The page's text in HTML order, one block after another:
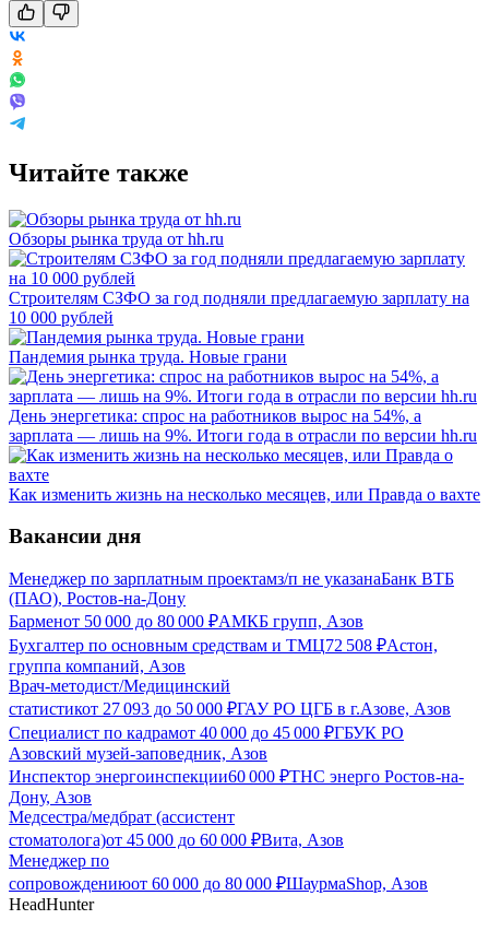
Читайте также
Обзоры рынка труда от hh.ru
Строителям СЗФО за год подняли предлагаемую зарплату на
10 000 рублей
Пандемия рынка труда. Новые грани
День энергетика: спрос на работников вырос на 54%, а
зарплата — лишь на 9%. Итоги года в отрасли по версии hh.ru
Как изменить жизнь на несколько месяцев, или Правда о вахте
Вакансии дня
Менеджер по зарплатным проектамз/п не указанаБанк ВТБ
(ПАО), Ростов-на-Дону
Барменот 50 000 до 80 000 ₽АМКБ групп, Азов
Бухгалтер по основным средствам и ТМЦ72 508 ₽Астон,
группа компаний, Азов
Врач-методист/Медицинский
статистикот 27 093 до 50 000 ₽ГАУ РО ЦГБ в г.Азове, Азов
Специалист по кадрамот 40 000 до 45 000 ₽ГБУК РО
Азовский музей-заповедник, Азов
Инспектор энергоинспекции60 000 ₽ТНС энерго Ростов-на-
Дону, Азов
Медсестра/медбрат (ассистент
стоматолога)от 45 000 до 60 000 ₽Вита, Азов
Менеджер по
сопровождениюот 60 000 до 80 000 ₽ШаурмаShop, Азов
HeadHunter